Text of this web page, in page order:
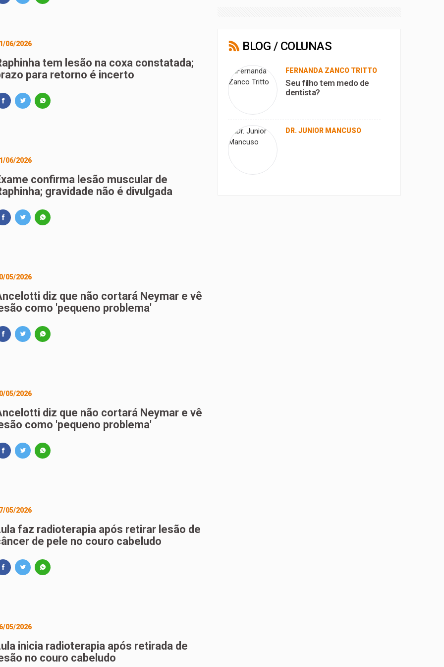
06/2026
tem lesão na coxa constatada;
para retorno é incerto
06/2026
confirma lesão muscular de
gravidade não é divulgada
05/2026
diz que não cortará Neymar e vê
como 'pequeno problema'
05/2026
diz que não cortará Neymar e vê
como 'pequeno problema'
05/2026
faz radioterapia após retirar lesão de
de pele no couro cabeludo
05/2026
inicia radioterapia após retirada de
no couro cabeludo
BLOG / COLUNAS
FERNANDA ZANCO TRITTO
Seu filho tem medo de
dentista?
DR. JUNIOR MANCUSO